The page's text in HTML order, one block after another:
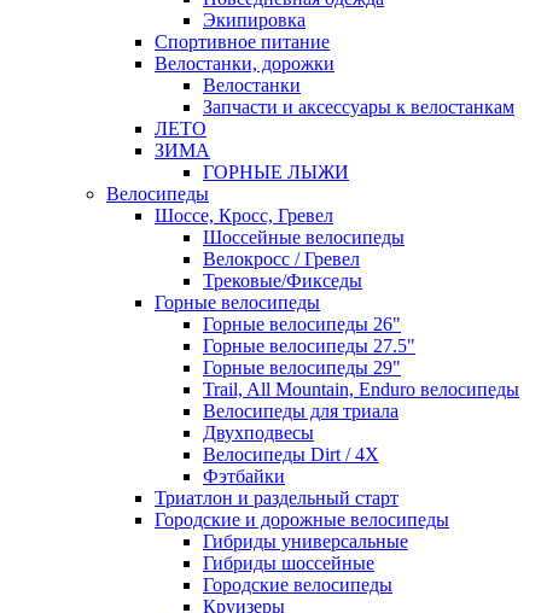
Экипировка
Спортивное питание
Велостанки, дорожки
Велостанки
Запчасти и аксессуары к велостанкам
ЛЕТО
ЗИМА
ГОРНЫЕ ЛЫЖИ
Велосипеды
Шоссе, Кросс, Гревел
Шоссейные велосипеды
Велокросс / Гревел
Трековые/Фикседы
Горные велосипеды
Горные велосипеды 26"
Горные велосипеды 27.5"
Горные велосипеды 29"
Trail, All Mountain, Enduro велосипеды
Велосипеды для триала
Двухподвесы
Велосипеды Dirt / 4X
Фэтбайки
Триатлон и раздельный старт
Городские и дорожные велосипеды
Гибриды универсальные
Гибриды шоссейные
Городские велосипеды
Круизеры